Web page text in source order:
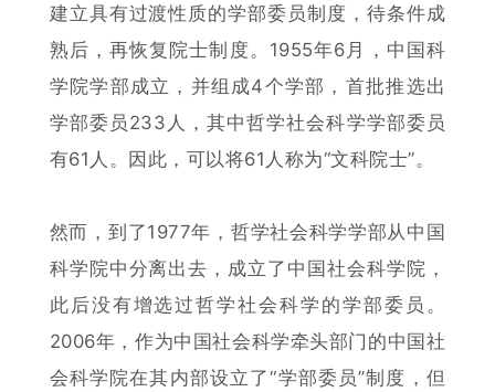
建立具有过渡性质的学部委员制度，待条件成
熟后，再恢复院士制度。1955年6月，中国科
学院学部成立，并组成4个学部，首批推选出
学部委员233人，其中哲学社会科学学部委员
有61人。因此，可以将61人称为“文科院士”。
然而，到了1977年，哲学社会科学学部从 中国
科学院中分离出去，成立了中国社会科学院，
此后没有增选过哲学社会科学的学部委员。
2006年，作为中国社会科学牵头部门的中国社
会科学院在其内部设立了“学部委员”制度，但